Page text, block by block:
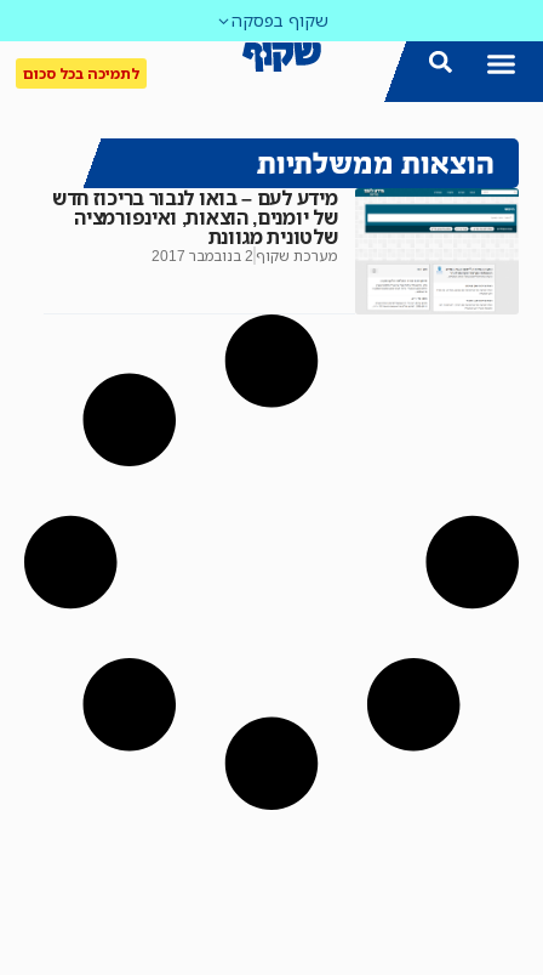
שקוף בפסקה
לתמיכה בכל סכום
הוצאות ממשלתיות
מידע לעם – בואו לנבור בריכוז חדש
של יומנים, הוצאות, ואינפורמציה
שלטונית מגוונת
מערכת שקוף 2 בנובמבר 2017